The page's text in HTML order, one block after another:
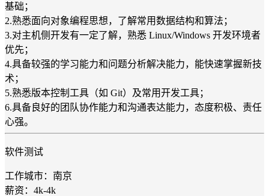
基础；
2.熟悉面向对象编程思想，了解常用数据结构和算法；
3.对主机侧开发有一定了解，熟悉 Linux/Windows 开发环境者
优先；
4.具备较强的学习能力和问题分析解决能力，能快速掌握新技
术；
5.熟悉版本控制工具（如 Git）及常用开发工具；
6.具备良好的团队协作能力和沟通表达能力，态度积极、责任
心强。
软件测试
工作城市：南京
薪资：4k-4k